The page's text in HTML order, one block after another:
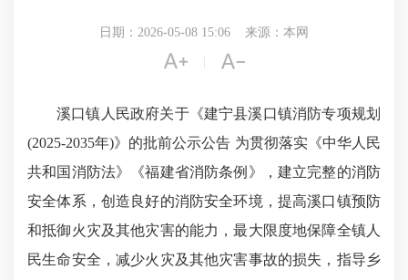
日期：2026-05-08 15:06 来源：本网
 
溪口镇人民政府关于《建宁县溪口镇消防专项规划
(2025-2035年)》的批前公示公告 为贯彻落实《中华人民
共和国消防法》《福建省消防条例》，建立完整的消防
安全体系，创造良好的消防安全环境，提高溪口镇预防
和抵御火灾及其他灾害的能力，最大限度地保障全镇人
民生命安全，减少火灾及其他灾害事故的损失，指导乡